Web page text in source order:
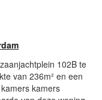
102B te
van 236m² en een
kamers